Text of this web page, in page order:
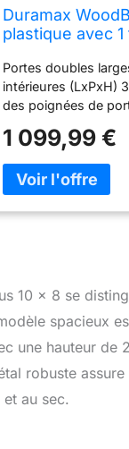
Duramax
plastique avec
- Ivory/Brown
Portes doubles
intérieures (LxPxH)
des poignées de
de toit en acier
— Les instructions
1 099,99 €
10 x 8 se
spacieux
une hauteur de
robuste
au sec.